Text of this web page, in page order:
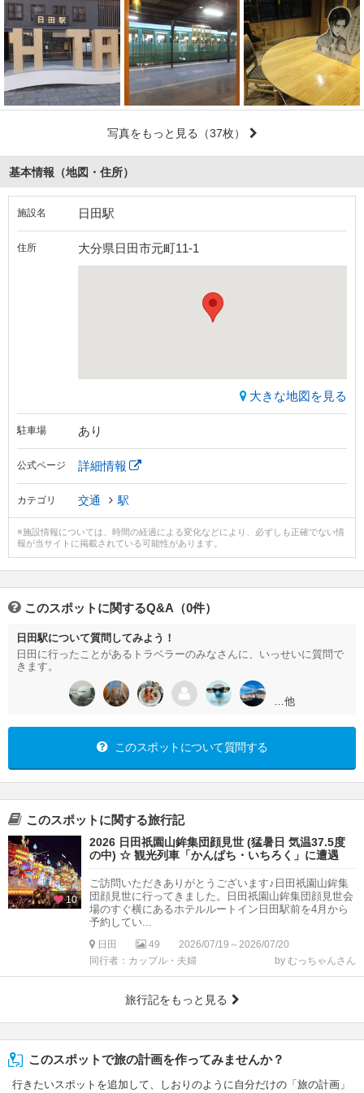
写真をもっと見る （37枚）
基本情報（地図・住所）
施設名 日田駅
住所 大分県日田市元町11-1
大きな地図を見る
駐車場 あり
公式ページ 詳細情報
カテゴリ 交通 駅
※施設情報については、時間の経過による変化などにより、必ずしも正確でない情
報が当サイトに掲載されている可能性があります。
このスポットに関するQ&A（0件）
日田駅について質問してみよう！
日田に行ったことがあるトラベラーのみなさんに、いっせいに質問で
きます。
…他
このスポットについて質問する
このスポットに関する旅行記
10
2026 日田祇園山鉾集団顔見世 (猛暑日 気温37.5度
の中) ☆ 観光列車「かんぱち・いちろく」に遭遇
ご訪問いただきありがとうございます♪日田祇園山鉾集
団顔見世に行ってきました。日田祇園山鉾集団顔見世会
場のすぐ横にあるホテルルートイン日田駅前を4月から
予約してい...
日田 49
2026/07/19～2026/07/20
同行者：カップル・夫婦
by むっちゃんさん
旅行記をもっと見る
このスポットで旅の計画を作ってみませんか？
行きたいスポットを追加して、しおりのように自分だけの「旅の計画」